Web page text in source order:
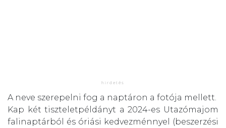
A neve szerepelni fog a naptáron a fotója mellett.
Kap két tiszteletpéldányt a 2024-es Utazómajom
falinaptárból és óriási kedvezménnyel (beszerzési